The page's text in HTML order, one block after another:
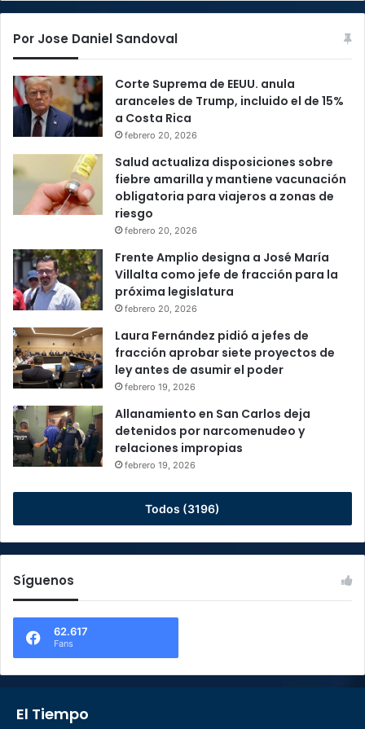
Por Jose Daniel Sandoval
Corte Suprema de EEUU. anula
aranceles de Trump, incluido el de 15%
a Costa Rica
febrero 20, 2026
Salud actualiza disposiciones sobre
fiebre amarilla y mantiene vacunación
obligatoria para viajeros a zonas de
riesgo
febrero 20, 2026
Frente Amplio designa a José María
Villalta como jefe de fracción para la
próxima legislatura
febrero 20, 2026
Laura Fernández pidió a jefes de
fracción aprobar siete proyectos de
ley antes de asumir el poder
febrero 19, 2026
Allanamiento en San Carlos deja
detenidos por narcomenudeo y
relaciones impropias
febrero 19, 2026
Todos (3196)
Síguenos
62.617
Fans
El Tiempo